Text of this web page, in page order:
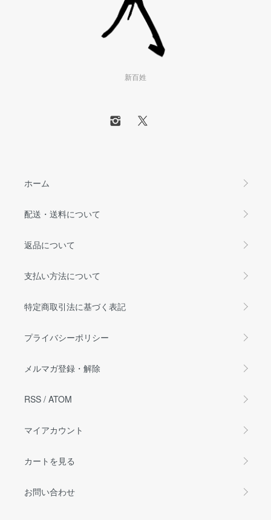
新百姓
ホーム
配送・送料について
返品について
支払い方法について
特定商取引法に基づく表記
プライバシーポリシー
メルマガ登録・解除
RSS / ATOM
マイアカウント
カートを見る
お問い合わせ